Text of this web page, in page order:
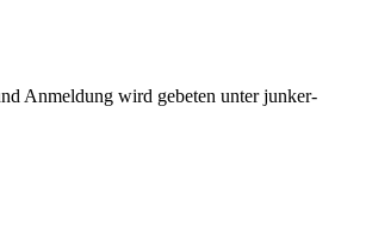
Anmeldung wird gebeten unter junker-